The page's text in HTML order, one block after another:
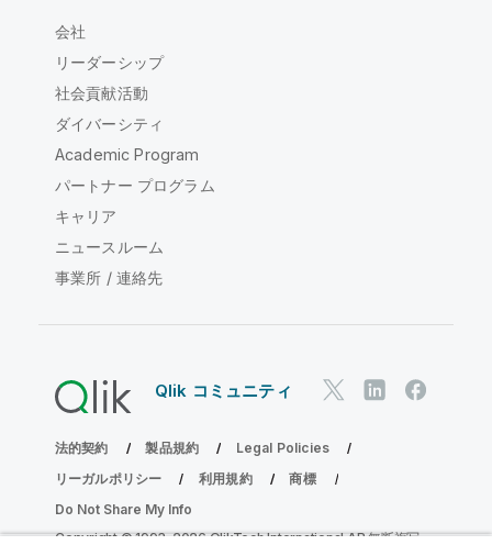
会社
リーダーシップ
社会貢献活動
ダイバーシティ
Academic Program
パートナー プログラム
キャリア
ニュースルーム
事業所 / 連絡先
Qlik コミュニティ
法的契約 製品規約
Legal Policies
リーガルポリシー
利用規約
商標
Do Not Share My Info
Copyright © 1993-2026 QlikTech International AB.無断複写・